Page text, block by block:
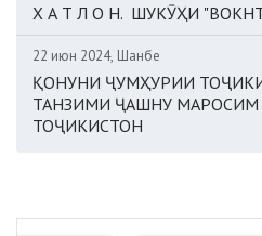
Х А Т Л О Н. ШУКӮҲИ
22 июн 2024, Шанбе
ҚОНУНИ ҶУМҲУРИИ
ТАНЗИМИ ҶАШНУ
ТОҶИКИСТОН